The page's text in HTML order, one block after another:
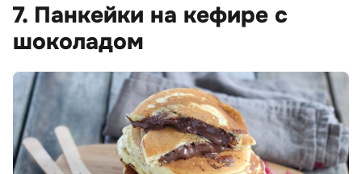
7. Панкейки на кефире с
шоколадом